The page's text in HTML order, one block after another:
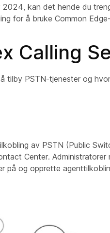
kan det hende du
for å bruke Common
Calling
tilby PSTN-tjenester og
av PSTN (Public
Center. Administratorer
på og opprette